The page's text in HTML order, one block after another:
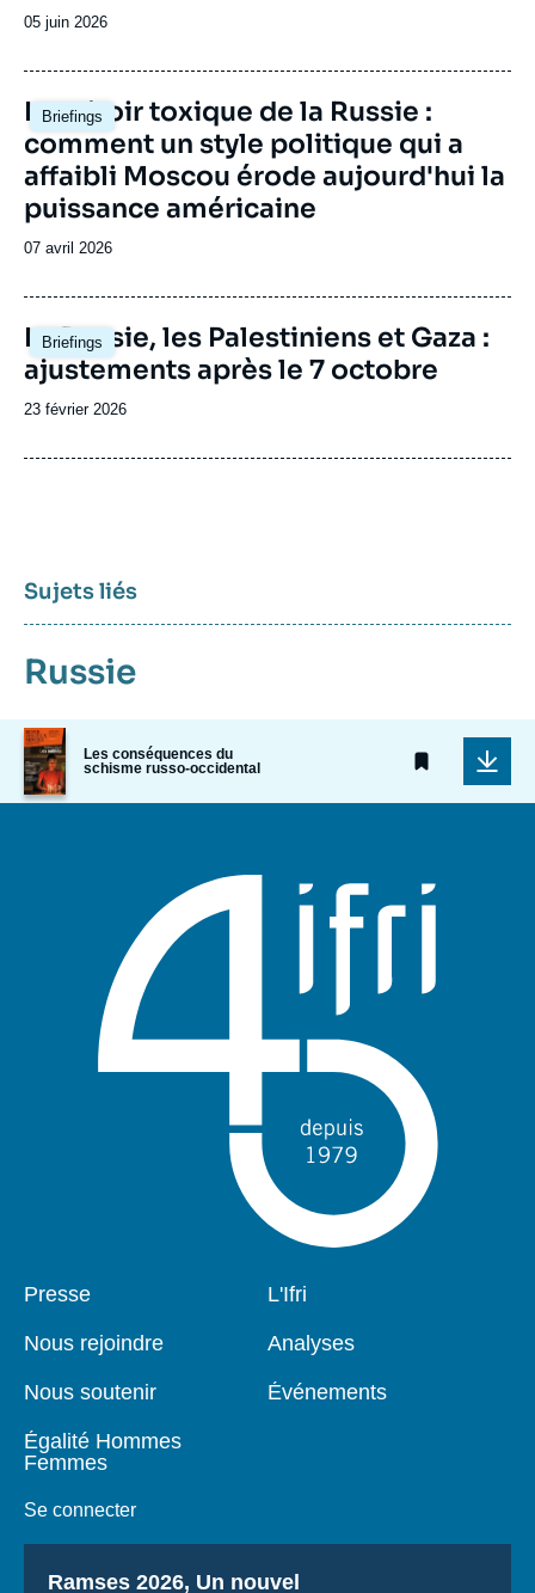
Date
publication
05 juin 2026
Briefings
Image
principale
Le miroir toxique de la Russie :
comment un style politique qui a
affaibli Moscou érode aujourd'hui la
puissance américaine
Date
publication
07 avril 2026
Briefings
Image
principale
La Russie, les Palestiniens et Gaza :
ajustements après le 7 octobre
Date
publication
23 février 2026
Sujets liés
Russie
Image
de
couverture
de
Les conséquences du
schisme russo-occidental
Pied
Presse
Nous rejoindre
Nous soutenir
Égalité Hommes
Femmes
Se connecter
Navigation
L'Ifri
Analyses
Événements
Titre
Ramses 2026, Un nouvel